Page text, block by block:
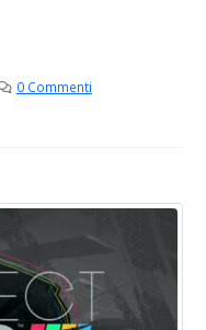
0 Commenti